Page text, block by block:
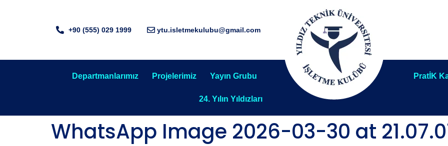
+90 (555) 029 1999 ytu.isletmekulubu@gmail.com
Departmanlarımız Projelerimiz Yayın Grubu
24. Yılın Yıldızları
PratİK
WhatsApp Image 2026-03-30 at